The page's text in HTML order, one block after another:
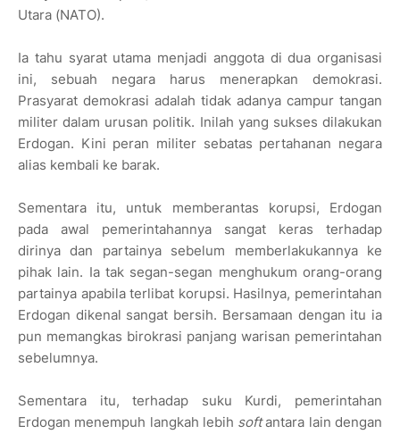
Utara (NATO).
Ia tahu syarat utama menjadi anggota di dua organisasi
ini, sebuah negara harus menerapkan demokrasi.
Prasyarat demokrasi adalah tidak adanya campur tangan
militer dalam urusan politik. Inilah yang sukses dilakukan
Erdogan. Kini peran militer sebatas pertahanan negara
alias kembali ke barak.
Sementara itu, untuk memberantas korupsi, Erdogan
pada awal pemerintahannya sangat keras terhadap
dirinya dan partainya sebelum memberlakukannya ke
pihak lain. Ia tak segan-segan menghukum orang-orang
partainya apabila terlibat korupsi. Hasilnya, pemerintahan
Erdogan dikenal sangat bersih. Bersamaan dengan itu ia
pun memangkas birokrasi panjang warisan pemerintahan
sebelumnya.
Sementara itu, terhadap suku Kurdi, pemerintahan
Erdogan menempuh langkah lebih softantara lain dengan